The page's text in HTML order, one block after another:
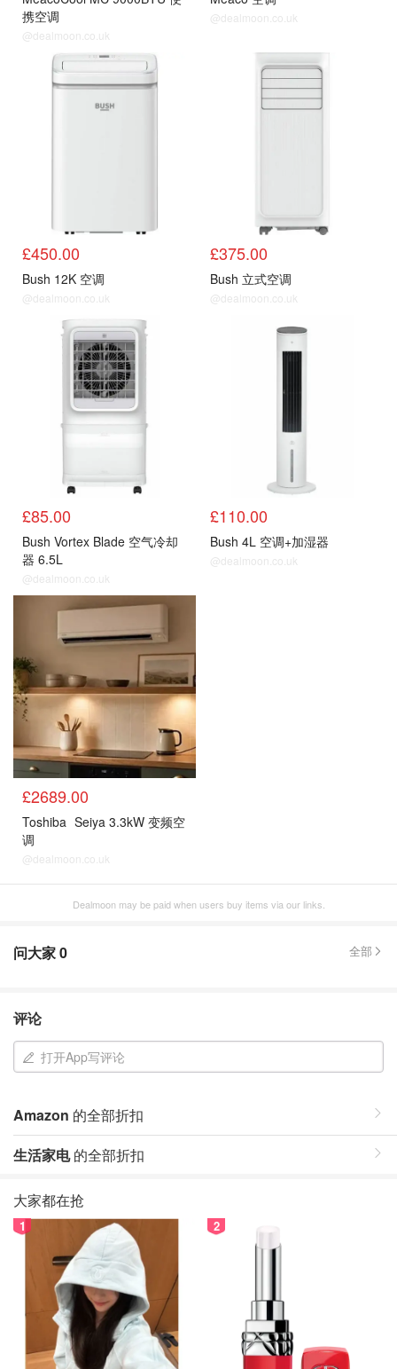
携空调
@dealmoon.co.uk
@dealmoon.co.uk
£450.00
Bush 12K 空调
@dealmoon.co.uk
£375.00
Bush 立式空调
@dealmoon.co.uk
£85.00
Bush Vortex Blade 空气冷却
器 6.5L
@dealmoon.co.uk
£110.00
Bush 4L 空调+加湿器
@dealmoon.co.uk
£2689.00
Toshiba Seiya 3.3kW 变频空
调
@dealmoon.co.uk
Dealmoon may be paid when users buy items via our links.
问大家0 全部
评论
打开App写评论
Amazon 的全部折扣
生活家电的全部折扣
大家都在抢
1 2